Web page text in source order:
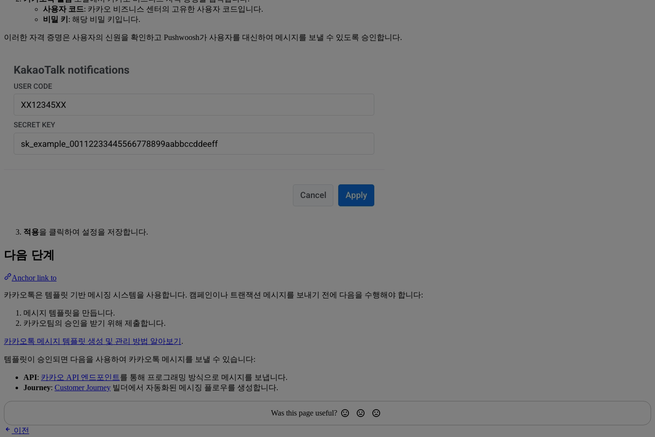
사용자 코드: 카카오 비즈니스 센터의 고유한 사용자 코드입니다.
비밀 키 : 해당 비밀 키입니다.
이러한 자격 증명은 사용자의 신원을 확인하고 Pushwoosh가 사용자를 대신하여 메시지를 보낼 수 있도록 승인합니다.
적용을 클릭하여 설정을 저장합니다.
다음 단계
Anchor link to
카카오톡은 템플릿 기반 메시징 시스템을 사용합니다. 캠페인이나 트랜잭션 메시지를 보내기 전에 다음을 수행해야 합니다:
메시지 템플릿을 만듭니다.
카카오팀의 승인을 받기 위해 제출합니다.
카카오톡 메시지 템플릿 생성 및 관리 방법 알아보기 .
템플릿이 승인되면 다음을 사용하여 카카오톡 메시지를 보낼 수 있습니다:
API: 카카오 API 엔드포인트 를 통해 프로그래밍 방식으로 메시지를 보냅니다.
Journey: Customer Journey 빌더에서 자동화된 메시징 플로우를 생성합니다.
Was this page useful?
이전